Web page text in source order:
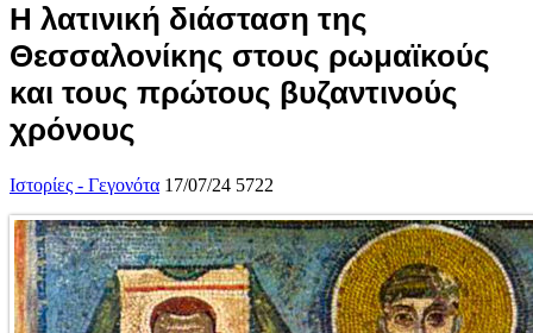
H λατινική διάσταση της
Θεσσαλονίκης στους ρωμαϊκούς
και τους πρώτους βυζαντινούς
χρόνους
Ιστορίες - Γεγονότα 17/07/24 5722